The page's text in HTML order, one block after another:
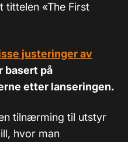
tittelen «The First
justeringer av
basert på
etter lanseringen.
tilnærming til utstyr
hvor man